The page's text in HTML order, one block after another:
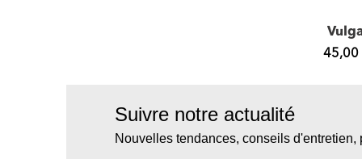
45,00
Suivre notre actualité
Nouvelles tendances, conseils